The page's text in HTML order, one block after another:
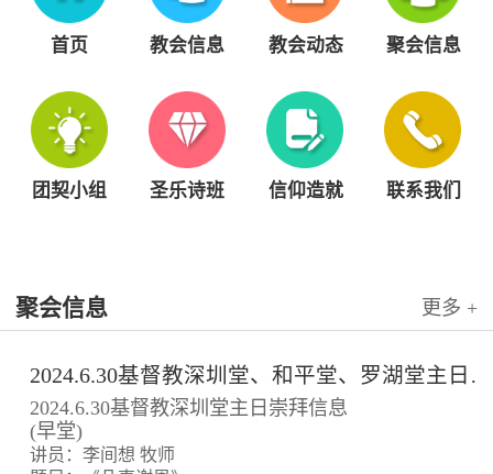
首页 教会信息 教会动态 聚会信息
团契小组 圣乐诗班 信仰造就 联系我们
聚会信息 更多 +
2024.6.30基督教深圳堂、和平堂、罗湖堂主日崇拜信息
2024.6.30基督教深圳堂主日崇拜信息
(早堂)
讲员：李间想 牧师